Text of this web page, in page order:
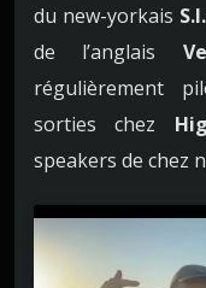
du new-yorkais
de l’anglais
régulièrement
sorties chez
speakers de chez